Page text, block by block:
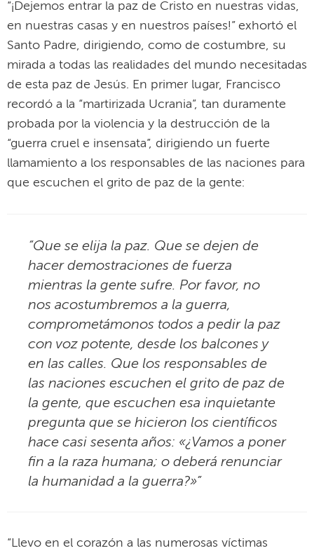
“¡Dejemos entrar la paz de Cristo en nuestras vidas,
en nuestras casas y en nuestros países!” exhortó el
Santo Padre, dirigiendo, como de costumbre, su
mirada a todas las realidades del mundo necesitadas
de esta paz de Jesús. En primer lugar, Francisco
recordó a la “martirizada Ucrania”, tan duramente
probada por la violencia y la destrucción de la
“guerra cruel e insensata”, dirigiendo un fuerte
llamamiento a los responsables de las naciones para
que escuchen el grito de paz de la gente:
“Que se elija la paz. Que se dejen de
hacer demostraciones de fuerza
mientras la gente sufre. Por favor, no
nos acostumbremos a la guerra,
comprometámonos todos a pedir la paz
con voz potente, desde los balcones y
en las calles. Que los responsables de
las naciones escuchen el grito de paz de
la gente, que escuchen esa inquietante
pregunta que se hicieron los científicos
hace casi sesenta años: «¿Vamos a poner
fin a la raza humana; o deberá renunciar
la humanidad a la guerra?»”
“Llevo en el corazón a las numerosas víctimas